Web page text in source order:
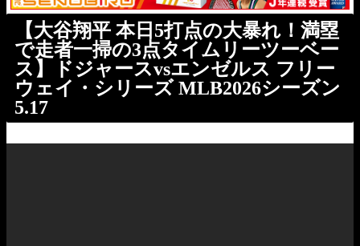
【大谷翔平 本日5打点の大暴れ！満塁
で走者一掃の3点タイムリーツーベー
ス】ドジャースvsエンゼルス フリー
ウェイ・シリーズ MLB2026シーズン
5.17